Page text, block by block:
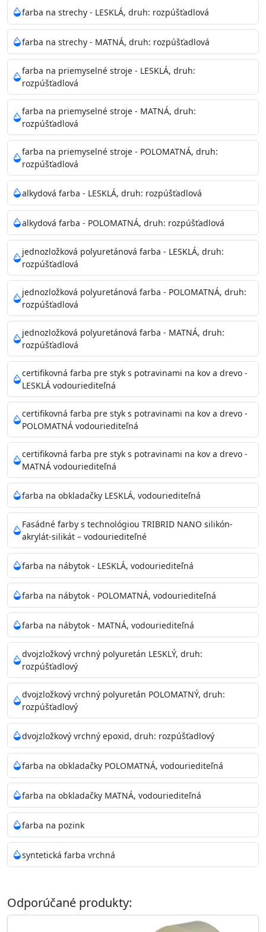
Neaplikujte pri teplote pod 5°C a nad teplotu 35°C alebo
pri relatívnej vlhkosti nad 80%.
Nepoužitá farba vyžaduje špeciálne zaobchádzanie na
bezpečnú likvidáciu.
Riedenie: do 10% vodou, podľa spôsobu aplikácie
Doba schnutia na dotyk
Doba na druhý náter: 3-4 hodiny
Balenie : 750ml, 1l, 3l, 9l, 15l
Výdatnosť na jednu vrstvu
Aplikácia: štetec, valček, striekacia pištoľ
Povrchová úprava: 1
Je možné tónovať v systéme Colorfull: áno
Merná hmotnosť : 1,54 ± 0,02 Kg / L (ISO 2811)
Čistenie: vodou
Príprava povrchu
Povrchy musia byť hladké, čisté, suché, zbavené prachu,
mastnoty, solí a materiálov so zlou priľnavosťou. Otvory
alebo trhliny vyplňte
akrylovým tmelom Acrylic putty, Visto alebo Acrylic light
putty a prebrúste. Nové alebo porézne povrchy natreté
menej kvalitnými farbami
vždy penetrujte. Odporúčané penetračné nátery
Acrylan Unco, Gypsum board alebo Vitex Primer 100% a
na škvrny použite Blanco eco
riediteľné vodou.
Skladovanie
48 mesiacov v orig. uzavretých obaloch medzi 5°C až
25°C
farba na strechy - LESKLÁ, druh: rozpúšťadlová
farba na strechy - MATNÁ, druh: rozpúšťadlová
farba na priemyselné stroje - LESKLÁ, druh:
rozpúšťadlová
farba na priemyselné stroje - MATNÁ, druh:
rozpúšťadlová
farba na priemyselné stroje - POLOMATNÁ, druh:
rozpúšťadlová
alkydová farba - LESKLÁ, druh: rozpúšťadlová
alkydová farba - POLOMATNÁ, druh: rozpúšťadlová
jednozložková polyuretánová farba - LESKLÁ, druh:
rozpúšťadlová
jednozložková polyuretánová farba - POLOMATNÁ, druh:
rozpúšťadlová
jednozložková polyuretánová farba - MATNÁ, druh:
rozpúšťadlová
certifikovná farba pre styk s potravinami na kov a drevo -
LESKLÁ vodouriediteľná
certifikovná farba pre styk s potravinami na kov a drevo -
POLOMATNÁ vodouriediteľná
certifikovná farba pre styk s potravinami na kov a drevo -
MATNÁ vodouriediteľná
farba na obkladačky LESKLÁ, vodouriediteľná
Fasádné farby s technológiou TRIBRID NANO silikón-
akrylát-silikát – vodouriediteľné
farba na nábytok - LESKLÁ, vodouriediteľná
farba na nábytok - POLOMATNÁ, vodouriediteľná
farba na nábytok - MATNÁ, vodouriediteľná
dvojzložkový vrchný polyuretán LESKLÝ, druh:
rozpúšťadlový
dvojzložkový vrchný polyuretán POLOMATNÝ, druh:
rozpúšťadlový
dvojzložkový vrchný epoxid, druh: rozpúšťadlový
farba na obkladačky POLOMATNÁ, vodouriediteľná
farba na obkladačky MATNÁ, vodouriediteľná
farba na pozink
syntetická farba vrchná
Odporúčané produkty: